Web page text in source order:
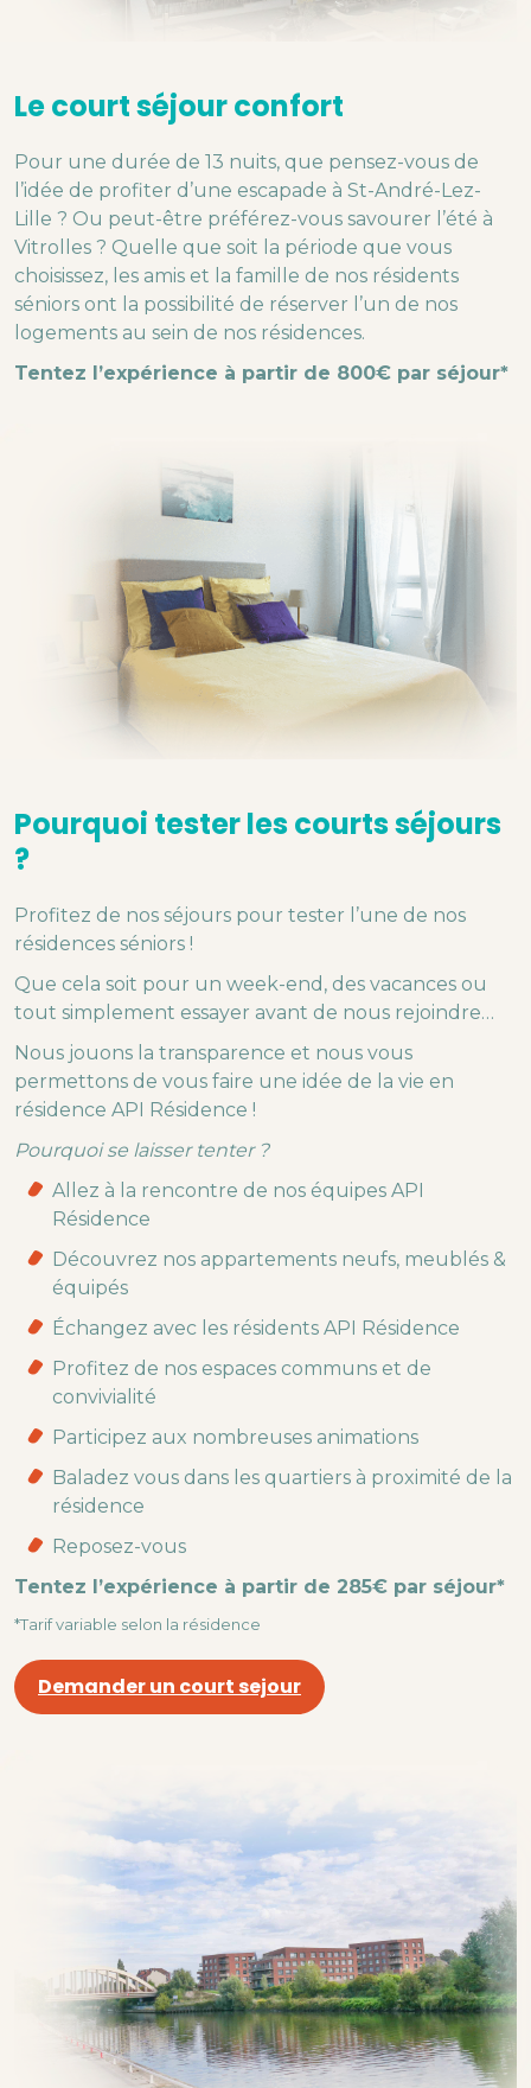
Le court séjour confort
Pour une durée de 13 nuits, que pensez-vous de
l’idée de profiter d’une escapade à St-André-Lez-
Lille ? Ou peut-être préférez-vous savourer l’été à
Vitrolles ? Quelle que soit la période que vous
choisissez, les amis et la famille de nos résidents
séniors ont la possibilité de réserver l’un de nos
logements au sein de nos résidences.
Tentez l’expérience à partir de 800€ par séjour*
Pourquoi tester les courts séjours
?
Profitez de nos séjours pour tester l’une de nos
résidences séniors !
Que cela soit pour un week-end, des vacances ou
tout simplement essayer avant de nous rejoindre…
Nous jouons la transparence et nous vous
permettons de vous faire une idée de la vie en
résidence API Résidence !
Pourquoi se laisser tenter ?
Allez à la rencontre de nos équipes API
Résidence
Découvrez nos appartements neufs, meublés &
équipés
Échangez avec les résidents API Résidence
Profitez de nos espaces communs et de
convivialité
Participez aux nombreuses animations
Baladez vous dans les quartiers à proximité de la
résidence
Reposez-vous
Tentez l’expérience à partir de 285€ par séjour*
*Tarif variable selon la résidence
Demander un court sejour